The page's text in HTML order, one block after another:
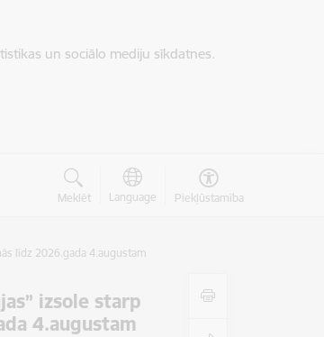
un sociālo mediju sīkdatnes.
Meklēt Language Piekļūstamība
līdz 2026.gada 4.augustam
izsole starp
4.augustam